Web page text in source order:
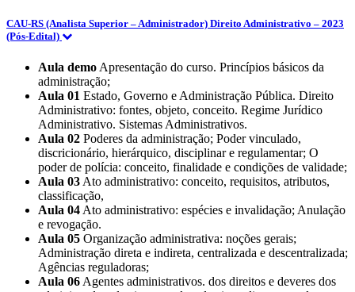
CAU-RS (Analista Superior – Administrador) Direito Administrativo – 2023
(Pós-Edital)
Aula demo Apresentação do curso. Princípios básicos da
administração;
Aula 01 Estado, Governo e Administração Pública. Direito
Administrativo: fontes, objeto, conceito. Regime Jurídico
Administrativo. Sistemas Administrativos.
Aula 02 Poderes da administração; Poder vinculado,
discricionário, hierárquico, disciplinar e regulamentar; O
poder de polícia: conceito, finalidade e condições de validade;
Aula 03 Ato administrativo: conceito, requisitos, atributos,
classificação,
Aula 04 Ato administrativo: espécies e invalidação; Anulação
e revogação.
Aula 05 Organização administrativa: noções gerais;
Administração direta e indireta, centralizada e descentralizada;
Agências reguladoras;
Aula 06 Agentes administrativos. dos direitos e deveres dos